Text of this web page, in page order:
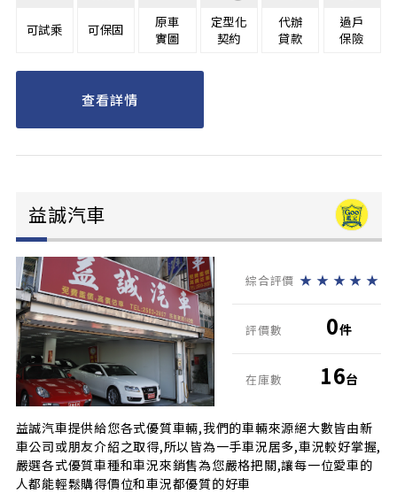
可試乘 可保固
原車
實圖
定型化
契約
代辦
貸款
過戶
保險
查看詳情
益誠汽車
益誠汽車提供給您各式優質車輛,我們的車輛來源絕大數皆由新
車公司或朋友介紹之取得,所以皆為一手車況居多,車況較好掌握,
嚴選各式優質車種和車況來銷售為您嚴格把關,讓每一位愛車的
人都能輕鬆購得價位和車況都優質的好車
綜合評價 ★ ★ ★ ★ ★
評價數 0件
在庫數 16台